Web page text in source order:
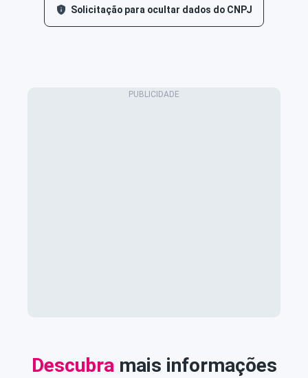
Solicitação para ocultar dados do CNPJ
Descubra mais informações